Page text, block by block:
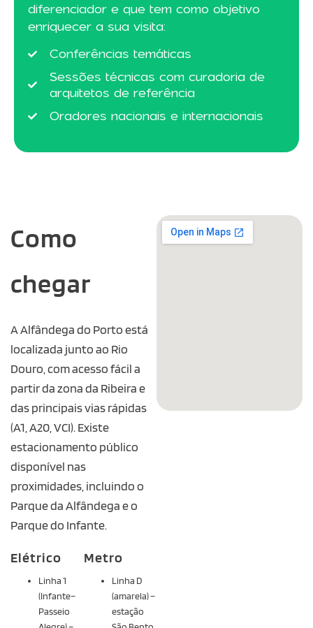
diferenciador e que tem como objetivo
enriquecer a sua visita:
Conferências temáticas
Sessões técnicas com curadoria de
arquitetos de referência
Oradores nacionais e internacionais
Como
chegar
A Alfândega do Porto está
localizada junto ao Rio
Douro, com acesso fácil a
partir da zona da Ribeira e
das principais vias rápidas
(A1, A20, VCI). Existe
estacionamento público
disponível nas
proximidades, incluindo o
Parque da Alfândega e o
Parque do Infante.
Elétrico
Linha 1
(Infante–
Passeio
Metro
Linha D
(amarela) –
estação